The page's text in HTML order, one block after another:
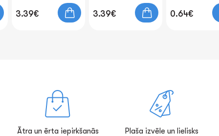
3.39€ 3.39€ 0.64€
Ātra un ērta iepirkšanās
Plaša izvēle un lielisks